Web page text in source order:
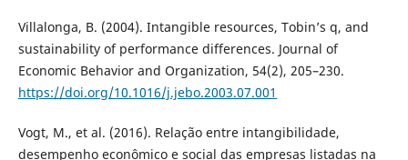
Villalonga, B. (2004). Intangible resources, Tobin’s q, and
sustainability of performance differences. Journal of
Economic Behavior and Organization, 54(2), 205–230.
https://doi.org/10.1016/j.jebo.2003.07.001
Vogt, M., et al. (2016). Relação entre intangibilidade,
desempenho econômico e social das empresas listadas na